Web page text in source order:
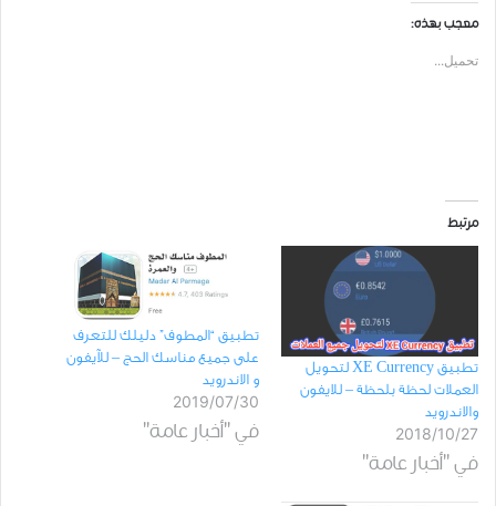
معجب بهذه:
تحميل...
مرتبط
تطبيق XE Currency لتحويل
العملات لحظة بلحظة – للايفون
والاندرويد
2018/10/27
في "أخبار عامة"
تطبيق “المطوف” دليلك للتعرف
على جميع مناسك الحج – للآيفون
و الاندرويد
2019/07/30
في "أخبار عامة"